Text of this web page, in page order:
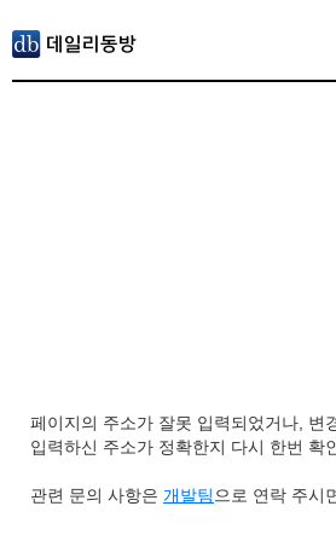
페이지의 주소가 잘못 입력되었거나, 변
입력하신 주소가 정확한지 다시 한번 확
관련 문의 사항은 개발팀 으로 연락 주시